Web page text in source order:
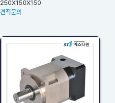
250X150X150
견적문의